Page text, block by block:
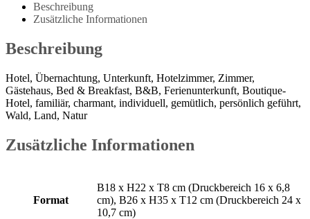
Beschreibung
Zusätzliche Informationen
Beschreibung
Hotel, Übernachtung, Unterkunft, Hotelzimmer, Zimmer,
Gästehaus, Bed & Breakfast, B&B, Ferienunterkunft, Boutique-
Hotel, familiär, charmant, individuell, gemütlich, persönlich geführt,
Wald, Land, Natur
Zusätzliche Informationen
Format
B18 x H22 x T8 cm (Druckbereich 16 x 6,8
cm), B26 x H35 x T12 cm (Druckbereich 24 x
10,7 cm)